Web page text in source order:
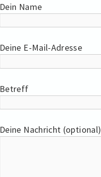
Dein Name
Deine E-Mail-Adresse
Betreff
Deine Nachricht (optional)